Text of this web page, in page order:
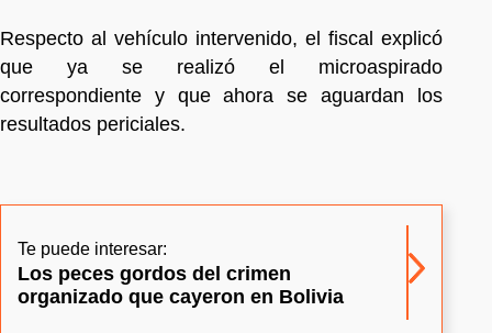
Respecto al vehículo intervenido, el fiscal explicó
que ya se realizó el microaspirado
correspondiente y que ahora se aguardan los
resultados periciales.
Te puede interesar:
Los peces gordos del crimen
organizado que cayeron en Bolivia